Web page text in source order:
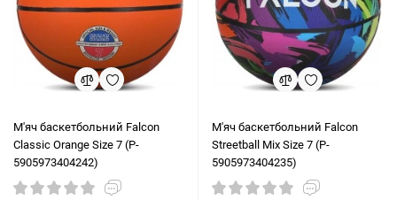
М'яч баскетбольний Falcon
Classic Orange Size 7 (P-
5905973404242)
М'яч баскетбольний Falcon
Streetball Mix Size 7 (P-
5905973404235)